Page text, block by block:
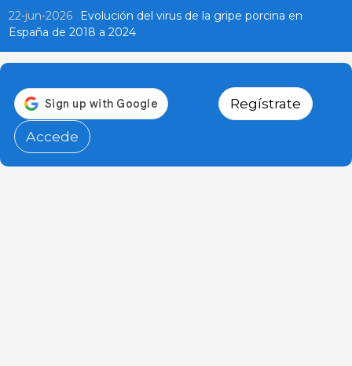
22-jun-2026
Evolución del virus de la gripe porcina en
España de 2018 a 2024
Regístrate
Accede